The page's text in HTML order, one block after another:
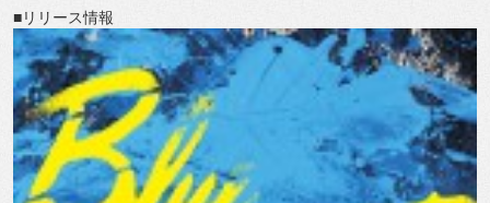
■リリース情報